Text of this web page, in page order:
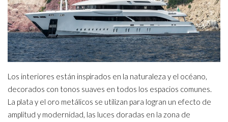
Los interiores están inspirados en la naturaleza y el océano,
decorados con tonos suaves en todos los espacios comunes.
La plata y el oro metálicos se utilizan para logran un efecto de
amplitud y modernidad, las luces doradas en la zona de